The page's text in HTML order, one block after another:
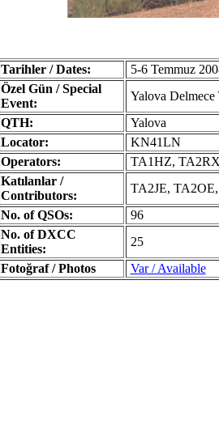
Tarihler / Dates:
5-6 Temmuz
Özel Gün / Special
Event:
Yalova
QTH:
Yalova
Locator:
KN41LN
Operators:
TA1HZ,
Katılanlar /
Contributors:
TA2JE,
No. of QSOs:
96
No. of DXCC
Entities:
25
Fotoğraf / Photos
Var / Available